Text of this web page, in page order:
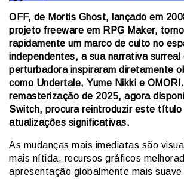
OFF, de Mortis Ghost, lançado em
projeto freeware em RPG Maker,
rapidamente um marco de culto no
independentes, a sua narrativa
perturbadora inspiraram diretamente
como Undertale, Yume Nikki e
remasterização de 2025, agora
Switch, procura reintroduzir este título
atualizações significativas.
As mudanças mais imediatas são
mais nítida, recursos gráficos
apresentação globalmente mais suave